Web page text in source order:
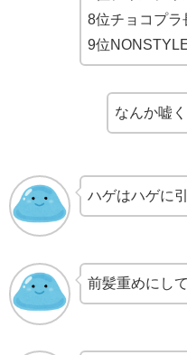
8位チョコプラ
9位
なんか嘘
ハゲはハゲに
前髪重めにし